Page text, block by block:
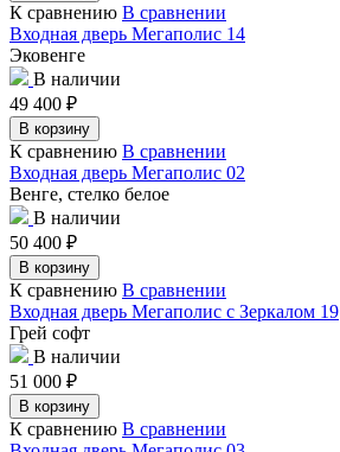
К сравнению В сравнении
Входная дверь Мегаполис 14
Эковенге
В наличии
49 400 ₽
В корзину
К сравнению В сравнении
Входная дверь Мегаполис 02
Венге, стелко белое
В наличии
50 400 ₽
В корзину
К сравнению В сравнении
Входная дверь Мегаполис с Зеркалом 19
Грей софт
В наличии
51 000 ₽
В корзину
К сравнению В сравнении